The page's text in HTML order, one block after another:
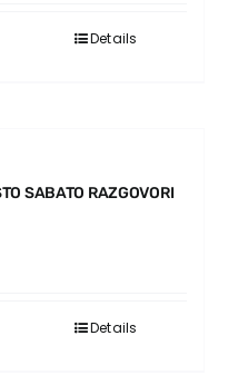
Details
SABATO RAZGOVORI
Details